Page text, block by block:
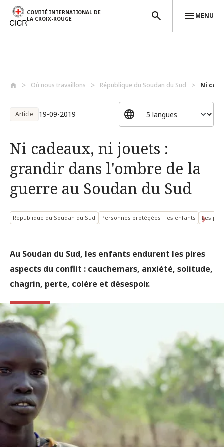
COMITÉ INTERNATIONAL DE
LA CROIX-ROUGE
MENU
Où nous travaillons République du Soudan du Sud Ni
Article 19-09-2019
Ni cadeaux, ni jouets :
grandir dans l'ombre de la
guerre au Soudan du Sud
République du Soudan du Sud Personnes protégées : les enfants Les
Au Soudan du Sud, les enfants endurent les pires
aspects du conflit : cauchemars, anxiété, solitude,
chagrin, perte, colère et désespoir.